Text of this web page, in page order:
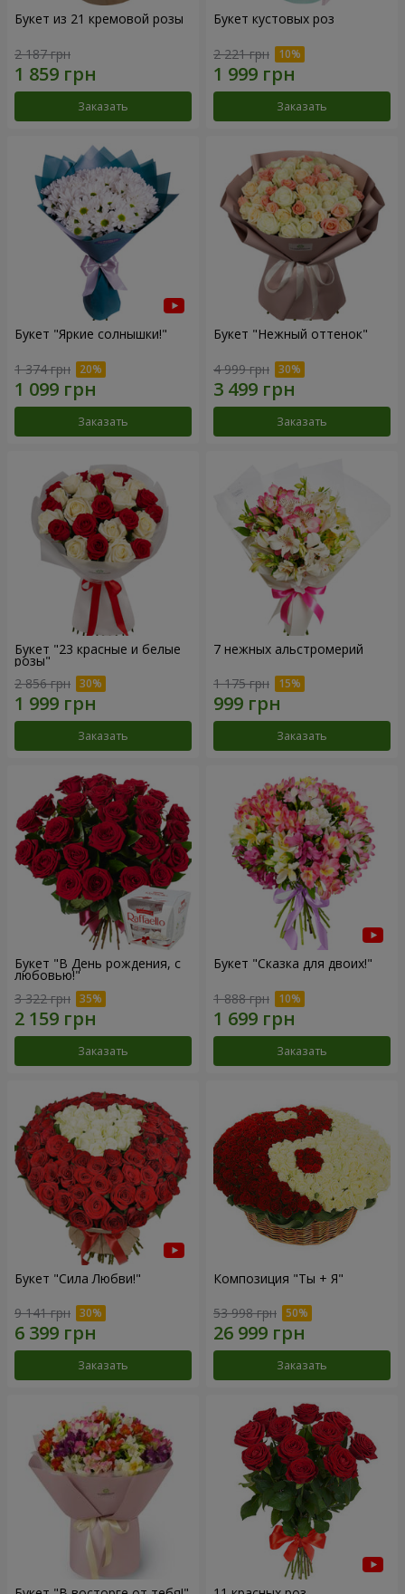
Букет из 21 кремовой розы
2 187 грн
Заказать
Букет кустовых роз
2 221 грн
Заказать
Букет "Яркие солнышки!"
1 374 грн
Заказать
Букет "Нежный оттенок"
4 999 грн
Заказать
Букет "23 красные и белые
розы"
2 856 грн
Заказать
7 нежных альстромерий
1 175 грн
Заказать
Букет "В День рождения, с
любовью!"
3 322 грн
Заказать
Букет "Сказка для двоих!"
1 888 грн
Заказать
Букет "Сила Любви!"
9 141 грн
Заказать
Композиция "Ты + Я"
53 998 грн
Заказать